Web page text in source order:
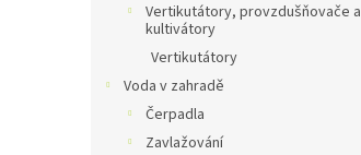
Vertikutátory, provzdušňovače a
kultivátory
Vertikutátory
Voda v zahradě
Čerpadla
Zavlažování